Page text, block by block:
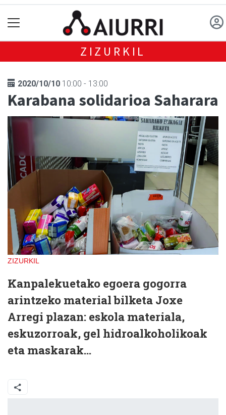
ZIZURKIL
2020/10/10 10:00 - 13:00
Karabana solidarioa Saharara
ZIZURKIL
Kanpalekuetako egoera gogorra
arintzeko material bilketa Joxe
Arregi plazan: eskola materiala,
eskuzorroak, gel hidroalkoholikoak
eta maskarak...